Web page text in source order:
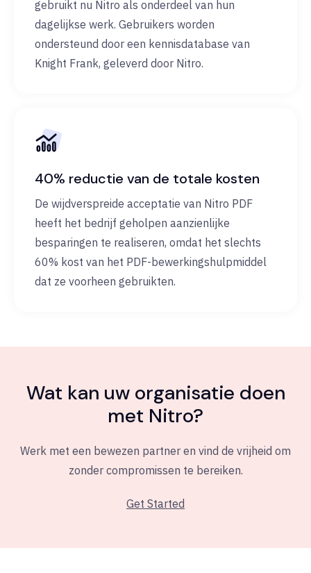
gebruikt nu Nitro als onderdeel van hun
dagelijkse werk. Gebruikers worden
ondersteund door een kennisdatabase van
Knight Frank, geleverd door Nitro.
40% reductie van de totale kosten
De wijdverspreide acceptatie van Nitro PDF
heeft het bedrijf geholpen aanzienlijke
besparingen te realiseren, omdat het slechts
60% kost van het PDF-bewerkingshulpmiddel
dat ze voorheen gebruikten.
Wat kan uw organisatie doen
met Nitro?
Werk met een bewezen partner en vind de vrijheid om
zonder compromissen te bereiken.
Get Started